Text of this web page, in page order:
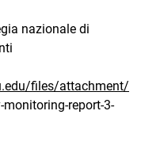
nazionale di
files/attachment/
report-3-